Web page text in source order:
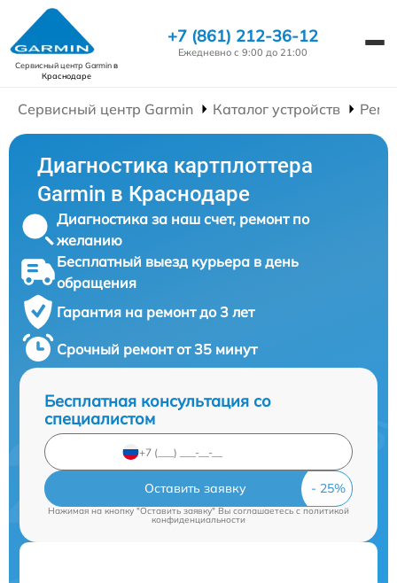
Сервисный центр Garminв
Краснодаре
+7 (861) 212-36-12
Ежедневно с 9:00 до 21:00
Сервисный центр Garmin Каталог устройств
Диагностика картплоттера
Garmin в Краснодаре
Диагностика за наш счет, ремонт по
желанию
Бесплатный выезд курьера в день
обращения
Гарантия на ремонт до 3 лет
Срочный ремонт от 35 минут
Бесплатная консультация со
специалистом
Оставить заявку
Нажимая на кнопку "Оставить заявку" Вы соглашаетесь cполитикой
конфиденциальности